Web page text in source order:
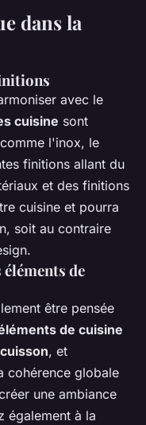
dans la
avec le
cuisine sont
l'inox, le
finitions allant du
et des finitions
cuisine et pourra
soit au contraire
de
être pensée
de cuisine
, et
cohérence globale
une ambiance
également à la